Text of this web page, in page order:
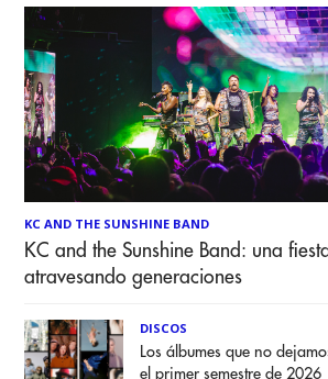
KC AND THE SUNSHINE BAND
KC and the Sunshine Band: una
atravesando generaciones
DISCOS
Los álbumes que no
el primer semestre de 2026